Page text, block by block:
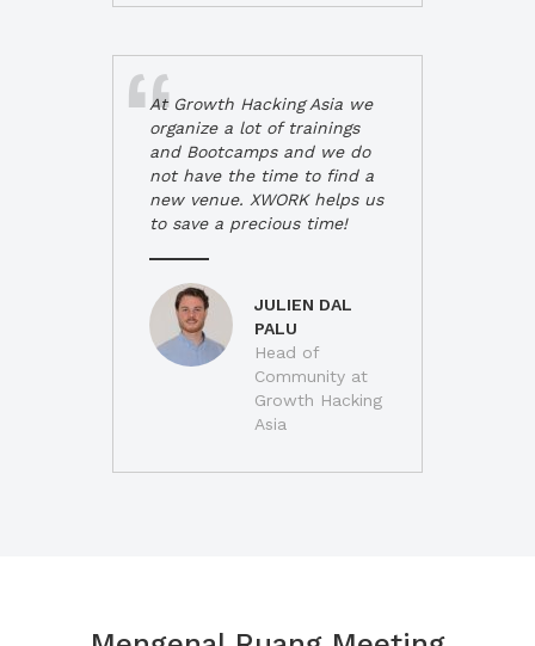
At Growth Hacking Asia we
organize a lot of trainings
and Bootcamps and we do
not have the time to find a
new venue. XWORK helps us
to save a precious time!
JULIEN DAL
PALU
Head of
Community at
Growth Hacking
Asia